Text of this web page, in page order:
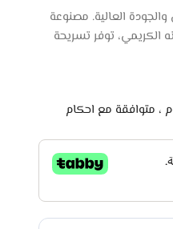
العالية. مصنوعة
الكريمي، توفر تسريحة
بقيمة 737.5 ريال بدون رسوم ، متوافقة مع احكام